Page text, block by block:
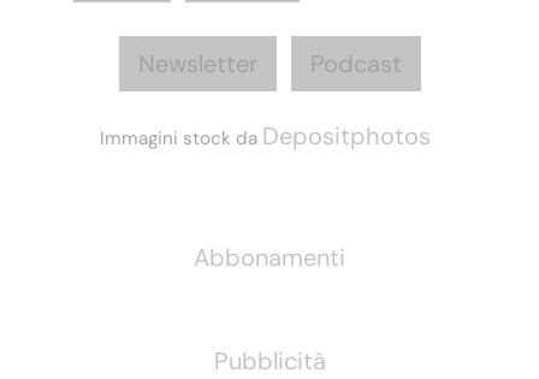
Newsletter Podcast
Immagini stock da Depositphotos
Abbonamenti
Pubblicità